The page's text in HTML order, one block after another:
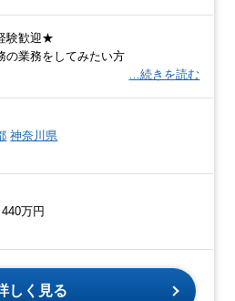
験歓迎★
の業務をしてみたい方
…続きを読む
神奈川県
万円
しく見る